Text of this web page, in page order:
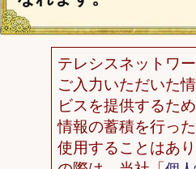
「うらなえる」について
利用
特定商取引法に基づく表記
プライバシーポリシー
メルマガ配信解除
よく
お問い合わせ
(C) Telsys Network